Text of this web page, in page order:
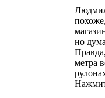
но
метра